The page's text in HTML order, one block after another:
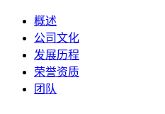
概述
公司文化
发展历程
荣誉资质
团队